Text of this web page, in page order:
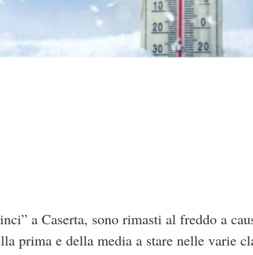
a Caserta, sono rimasti al freddo a
prima e della media a stare nelle varie